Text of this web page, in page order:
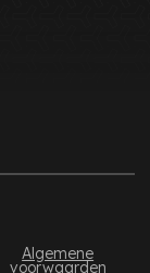
Algemene
voorwaarden